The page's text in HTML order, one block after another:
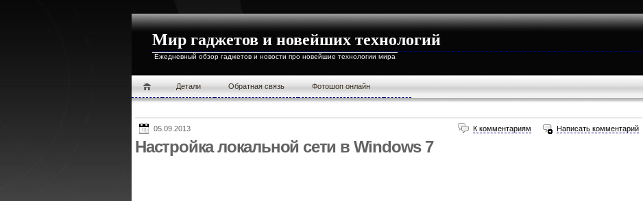
Мир гаджетов и новейших технологий
Ежедневный обзор гаджетов и новости про новейшие технологии мира
Детали Обратная связь Фотошоп онлайн
05.09.2013 Написать комментарий
К комментариям
Настройка локальной сети в Windows 7